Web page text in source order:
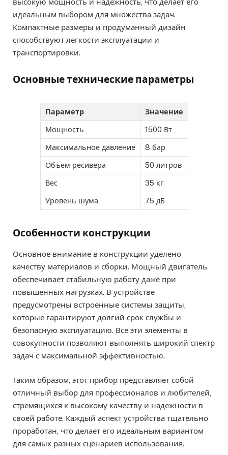
высокую мощность и надежность, что делает его
идеальным выбором для множества задач.
Компактные размеры и продуманный дизайн
способствуют легкости эксплуатации и
транспортировки.
Основные технические параметры
Параметр Значение
Мощность 1500 Вт
Максимальное давление 8 бар
Объем ресивера 50 литров
Вес 35 кг
Уровень шума 75 дБ
Особенности конструкции
Основное внимание в конструкции уделено
качеству материалов и сборки. Мощный двигатель
обеспечивает стабильную работу даже при
повышенных нагрузках. В устройстве
предусмотрены встроенные системы защиты,
которые гарантируют долгий срок службы и
безопасную эксплуатацию. Все эти элементы в
совокупности позволяют выполнять широкий спектр
задач с максимальной эффективностью.
Таким образом, этот прибор представляет собой
отличный выбор для профессионалов и любителей,
стремящихся к высокому качеству и надежности в
своей работе. Каждый аспект устройства тщательно
проработан, что делает его идеальным вариантом
для самых разных сценариев использования.